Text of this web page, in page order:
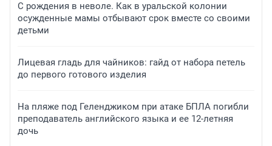
С рождения в неволе. Как в уральской колонии
осужденные мамы отбывают срок вместе со своими
детьми
Лицевая гладь для чайников: гайд от набора петель
до первого готового изделия
На пляже под Геленджиком при атаке БПЛА погибли
преподаватель английского языка и ее 12-летняя
дочь